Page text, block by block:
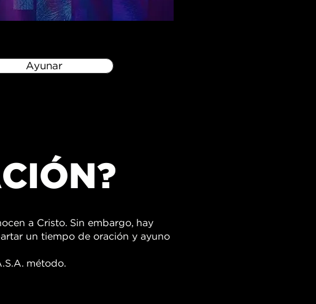
Ayunar
a Cristo. Sin embargo, hay
un tiempo de oración y ayuno
método.